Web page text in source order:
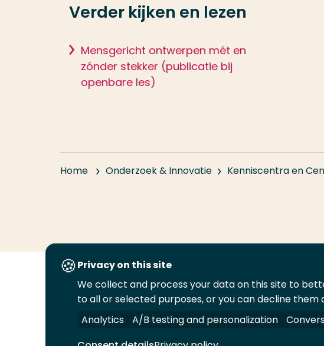
Verder kijken en lezen
Mensgericht ontwerpen mét en
zónder stekker (publicatie bij
openbare les)
Home Onderzoek & Innovatie Kenniscentra en
Volg
ons
op
Volg
ons
op
Volg
ons
op
Volg
ons
op
Juridisch Security A-Z Index Contact
Privacy on this site
We collect and process your data on this site to
to all or selected purposes, or you can decline
Analytics
A/B testing and personalization